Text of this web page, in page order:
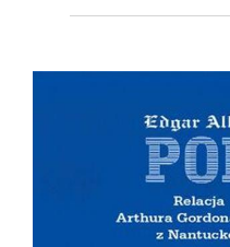
Emanuela
Smołki
Opolu